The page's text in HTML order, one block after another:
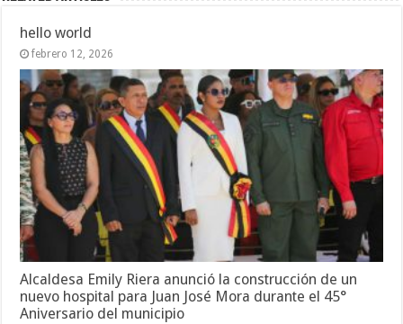
hello world
febrero 12, 2026
Alcaldesa Emily Riera anunció la construcción de un
nuevo hospital para Juan José Mora durante el 45°
Aniversario del municipio